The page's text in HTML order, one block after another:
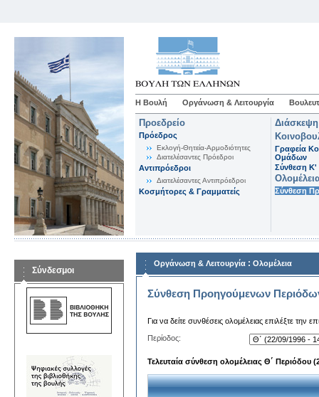
Η Βουλή Οργάνωση & Λειτουργία
Προεδρείο
Πρόεδρος
Εκλογή-Θητεία-Αρμοδιότητες
Διατελέσαντες Πρόεδροι
Αντιπρόεδροι
Διατελέσαντες Αντιπρόεδροι
Κοσμήτορες & Γραμματείς
Γραφεία
Ομάδων
Σύνθεση K'
Σύνθεση
Σύνδεσμοι
Οργάνωση & Λειτουργία : Ολομέλεια
Σύνθεση Προηγούμενων
Για να δείτε συνθέσεις ολομέλειας επιλέξτε την
Περίοδος:
Τελευταία σύνθεση ολομέλειας Θ΄ Περιόδου